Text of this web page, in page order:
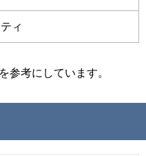
ィ
参考にしています。